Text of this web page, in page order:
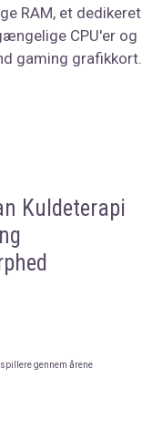
RAM, et dedikeret
CPU'er og
gaming grafikkort.
Kuldeterapi
gennem årene